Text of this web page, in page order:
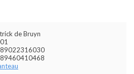
de Bruyn